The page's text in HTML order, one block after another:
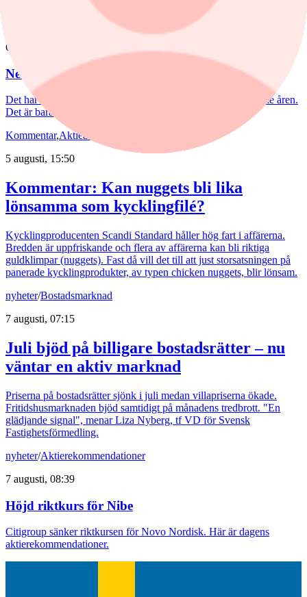
6 augusti, 15:55
Nederman: Vändning i sikte?
Det har blåst snåla vindar runt Nederman på börsen de senaste åren.
Det är bara delvis befogat av den tuffa marknaden.
Kommentar,Aktieanalys
5 augusti, 15:50
Kommentar: Kan nuggets bli lika
lönsamma som kycklingfilé?
Kycklingproducenten Scandi Standard håller hög fart i affärerna.
Bredden är uppfriskande och flera av affärerna kan bli riktiga
guldklimpar (nuggets). Fast då vill det till att just storsatsningen på
panerade kycklingprodukter, av typen chicken nuggets, blir lönsam.
nyheter/Bostadsmarknad
7 augusti, 07:15
Juli bjöd på billigare bostadsrätter – nu
väntar en aktiv marknad
Priserna på bostadsrätter sjönk i juli medan villapriserna ökade.
Fritidshusmarknaden bjöd samtidigt på månadens tredbrott. "En
glädjande signal", menar Liza Nyberg, tf VD för Svensk
Fastighetsförmedling.
nyheter/Aktierekommendationer
7 augusti, 08:39
Höjd riktkurs för Nibe
Citigroup sänker riktkursen för Novo Nordisk. Här är dagens
aktierekommendationer.